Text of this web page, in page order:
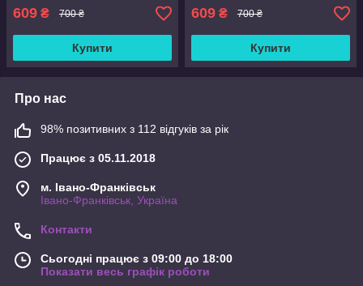
609 ₴ 700 ₴
Купити
609 ₴ 700 ₴
Купити
Про нас
98% позитивних з 112 відгуків за рік
Працює з 05.11.2018
м. Івано-Франківськ
Івано-Франківськ, Україна
Контакти
Сьогодні працює з 09:00 до 18:00
Показати весь графік роботи